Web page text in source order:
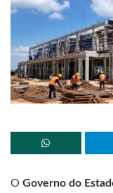
O Governo do